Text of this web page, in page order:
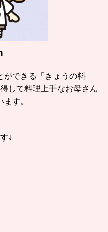
ができる「きょうの料
して料理上手なお母さん
す。
↓